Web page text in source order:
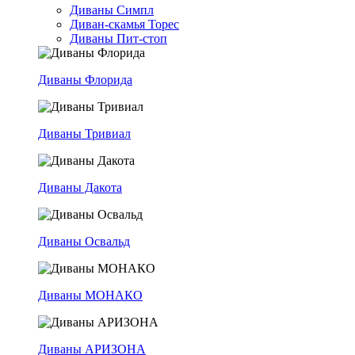
Диваны Симпл
Диван-скамья Торес
Диваны Пит-стоп
Диваны Флорида
Диваны Тривиал
Диваны Дакота
Диваны Освальд
Диваны МОНАКО
Диваны АРИЗОНА